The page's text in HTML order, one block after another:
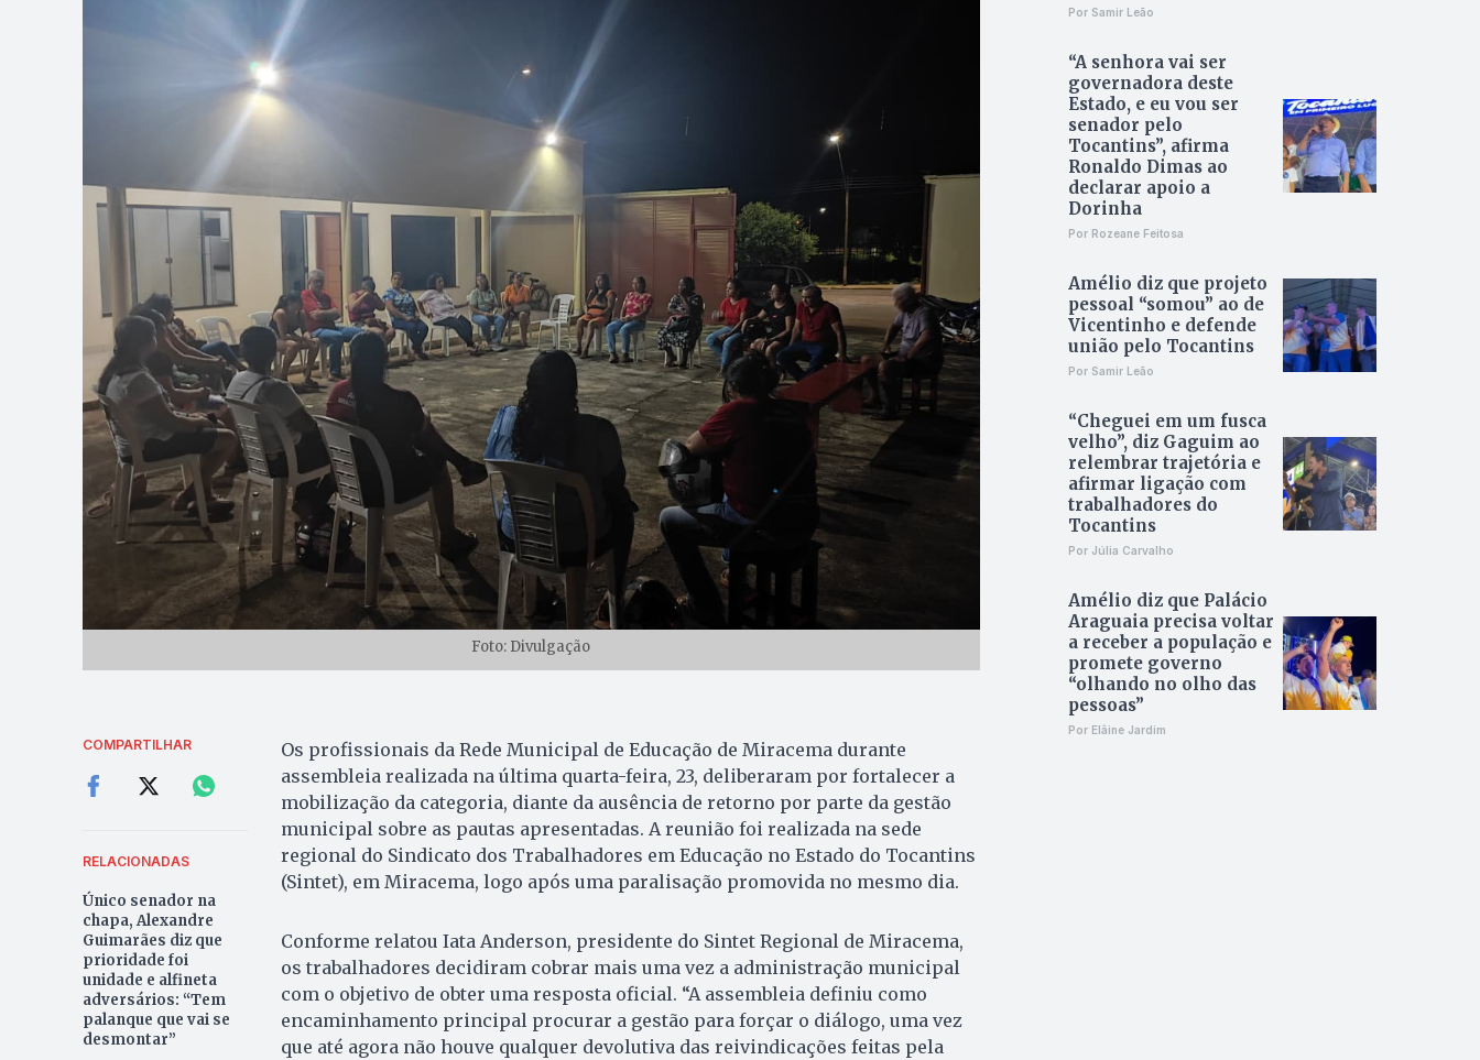
Foto: Divulgação
COMPARTILHAR
RELACIONADAS
Único senador na
chapa, Alexandre
Guimarães diz que
prioridade foi
unidade e alfineta
adversários: “Tem
palanque que vai se
desmontar”
Os profissionais da Rede Municipal de Educação de Miracema durante
assembleia realizada na última quarta-feira, 23, deliberaram por fortalecer a
mobilização da categoria, diante da ausência de retorno por parte da gestão
municipal sobre as pautas apresentadas. A reunião foi realizada na sede
regional do Sindicato dos Trabalhadores em Educação no Estado do Tocantins
(Sintet), em Miracema, logo após uma paralisação promovida no mesmo dia.
Conforme relatou Iata Anderson, presidente do Sintet Regional de Miracema,
os trabalhadores decidiram cobrar mais uma vez a administração municipal
com o objetivo de obter uma resposta oficial. “A assembleia definiu como
encaminhamento principal procurar a gestão para forçar o diálogo, uma vez
que até agora não houve qualquer devolutiva das reivindicações feitas pela
Por Samir Leão
“A senhora vai ser
governadora deste
Estado, e eu vou ser
senador pelo
Tocantins”, afirma
Ronaldo Dimas ao
declarar apoio a
Dorinha
Por Rozeane Feitosa
Amélio diz que projeto
pessoal “somou” ao de
Vicentinho e defende
união pelo Tocantins
Por Samir Leão
“Cheguei em um fusca
velho”, diz Gaguim ao
relembrar trajetória e
afirmar ligação com
trabalhadores do
Tocantins
Por Júlia Carvalho
Amélio diz que Palácio
Araguaia precisa voltar
a receber a população e
promete governo
“olhando no olho das
pessoas”
Por Elâine Jardim